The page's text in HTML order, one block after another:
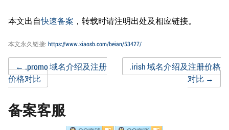
本文出自快速备案 ，转载时请注明出处及相应链接。
本文永久链接: https://www.xiaosb.com/beian/53427/
Post
navigation
← .promo 域名介绍及注册
价格对比
.irish 域名介绍及注册价格
对比→
备案客服